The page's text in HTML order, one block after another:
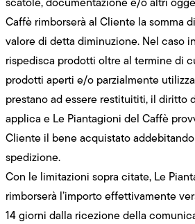
Caffè rimborserà al Cliente la somma
valore di detta diminuzione. Nel caso
rispedisca prodotti oltre al termine di
prodotti aperti e/o parzialmente
prestano ad essere restituititi, il diritto
applica e Le Piantagioni del Caffè
Cliente il bene acquistato
spedizione.
Con le limitazioni sopra citate, Le
rimborserà l’importo effettivamente
14 giorni dalla ricezione della